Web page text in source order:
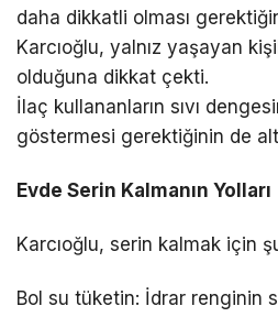
daha dikkatli olması
Karcıoğlu, yalnız yaşayan
olduğuna dikkat çekti.
İlaç kullananların sıvı
göstermesi gerektiğinin de
Evde Serin Kalmanın Yolları
Karcıoğlu, serin kalmak için
Bol su tüketin: İdrar renginin